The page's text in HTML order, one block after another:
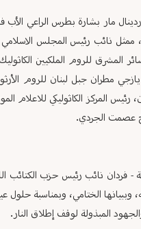
مار بشارة بطرس الراعي
ممثل نائب رئيس المجلس
المشرق للروم الملكيين
مطران جبل لبنان للروم
المركز الكاثوليكي للاعلام
عصمت الجردي.
نائب رئيس حزب الكتائب
وببيانها الختامي، وبمناسبة حلول
المبذولة لوقف إطلاق النار.